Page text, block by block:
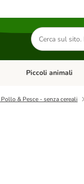
Cerca
prodotti
Apri Menu
Piccoli animali
& Pesce - senza cereali